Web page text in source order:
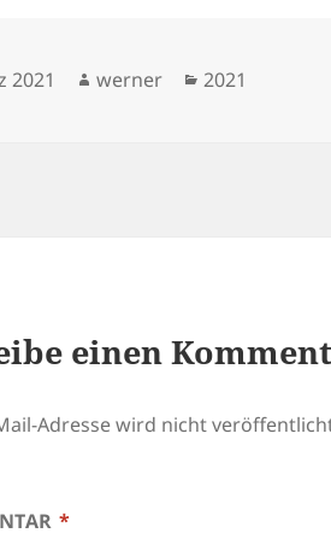
2021 Autor
werner Kategorien
2021
einen
Adresse wird nicht
*